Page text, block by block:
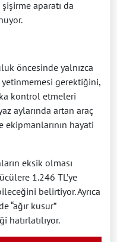
aparatı da
öncesinde yalnızca
gerektiğini,
kontrol etmeleri
aylarında artan araç
ekipmanlarının hayati
eksik olması
1.246 TL’ye
belirtiyor. Ayrıca
“ağır kusur”
hatırlatılıyor.